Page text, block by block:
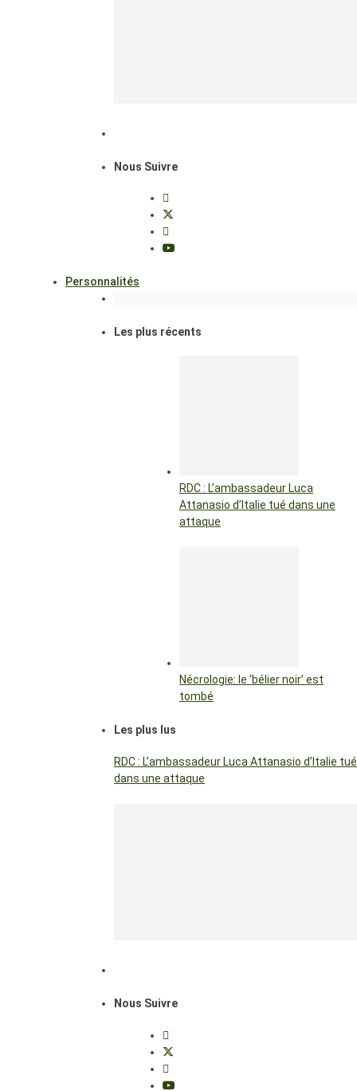
Nous Suivre
Personnalités
Les plus récents
RDC : L’ambassadeur Luca
Attanasio d’Italie tué dans une
attaque
Nécrologie: le ‘bélier noir’ est
tombé
Les plus lus
RDC : L’ambassadeur Luca Attanasio d’Italie tué
dans une attaque
Nous Suivre